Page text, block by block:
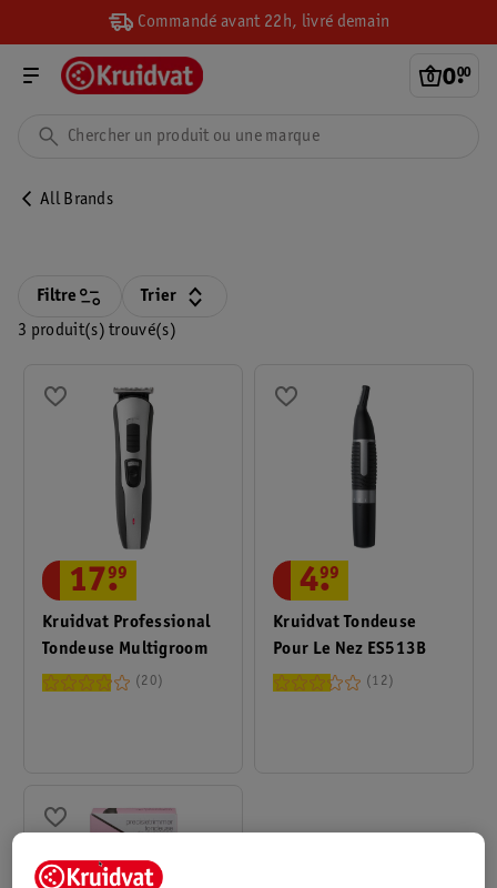
Commandé avant 22h, livré demain
0.
00
All Brands
3 produit(s) trouvé(s)
Filtre Trier
Kruidvat Professional
Tondeuse Multigroom
17.
99
20
Kruidvat Tondeuse
Pour Le Nez ES513B
4.
99
12